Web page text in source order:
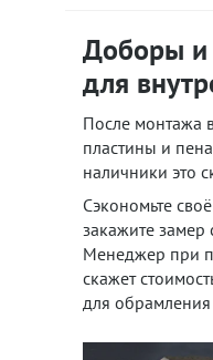
Доборы и
для
После монтажа
пластины и
наличники это
Сэкономьте
закажите замер
Менеджер при
скажет
для